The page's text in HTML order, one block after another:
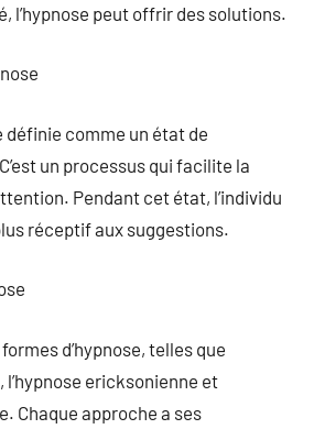
l’hypnose peut offrir des solutions.
définie comme un état de
un processus qui facilite la
Pendant cet état, l’individu
réceptif aux suggestions.
d’hypnose, telles que
l’hypnose ericksonienne et
Chaque approche a ses